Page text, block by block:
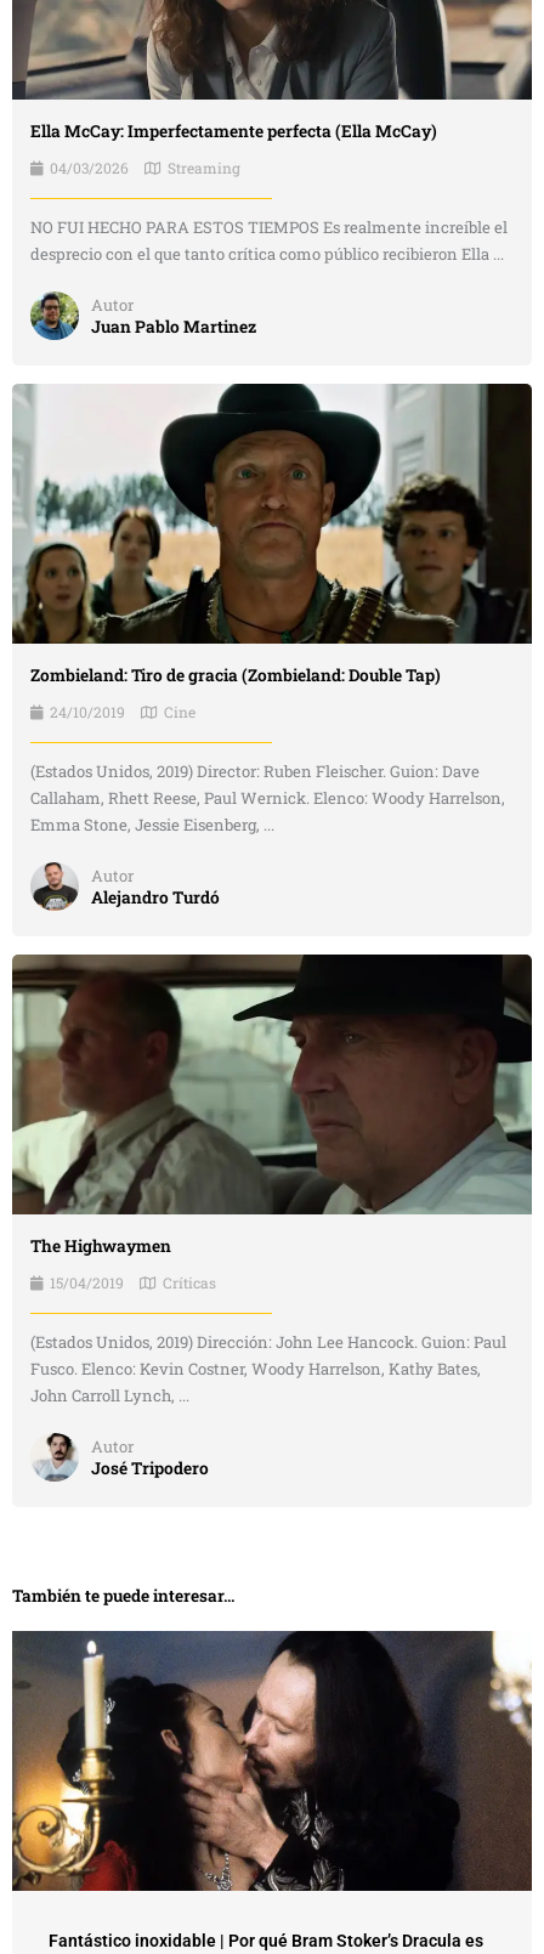
Ella McCay: Imperfectamente perfecta (Ella McCay)
04/03/2026 Streaming
NO FUI HECHO PARA ESTOS TIEMPOS Es realmente increíble el
desprecio con el que tanto crítica como público recibieron Ella ...
Autor
Juan Pablo Martinez
Zombieland: Tiro de gracia (Zombieland: Double Tap)
24/10/2019 Cine
(Estados Unidos, 2019) Director: Ruben Fleischer. Guion: Dave
Callaham, Rhett Reese, Paul Wernick. Elenco: Woody Harrelson,
Emma Stone, Jessie Eisenberg, ...
Autor
Alejandro Turdó
The Highwaymen
15/04/2019 Críticas
(Estados Unidos, 2019) Dirección: John Lee Hancock. Guion: Paul
Fusco. Elenco: Kevin Costner, Woody Harrelson, Kathy Bates,
John Carroll Lynch, ...
Autor
José Tripodero
También te puede interesar...
Fantástico inoxidable | Por qué Bram Stoker’s Dracula es